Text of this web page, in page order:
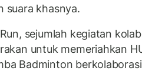
suara khasnya.
sejumlah kegiatan
untuk memeriahkan
Badminton